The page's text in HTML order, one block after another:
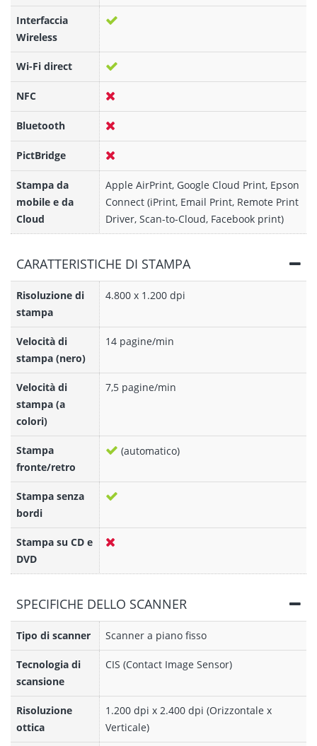
Interfaccia
Wireless
Wi-Fi direct
NFC
Bluetooth
PictBridge
Stampa da
mobile e da
Cloud
Apple AirPrint, Google Cloud Print, Epson
Connect (iPrint, Email Print, Remote Print
Driver, Scan-to-Cloud, Facebook print)
CARATTERISTICHE DI STAMPA
Risoluzione di
stampa
4.800 x 1.200 dpi
Velocità di
stampa (nero)
14 pagine/min
Velocità di
stampa (a
colori)
7,5 pagine/min
Stampa
fronte/retro
(automatico)
Stampa senza
bordi
Stampa su CD e
DVD
SPECIFICHE DELLO SCANNER
Tipo di scanner Scanner a piano fisso
Tecnologia di
scansione
CIS (Contact Image Sensor)
Risoluzione
ottica
1.200 dpi x 2.400 dpi (Orizzontale x
Verticale)